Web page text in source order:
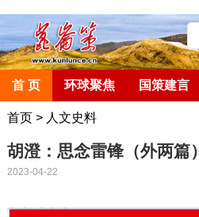
首 页 环球聚焦 国策建言
首页> 人文史料
胡澄：思念雷锋（外两篇）
2023-04-22